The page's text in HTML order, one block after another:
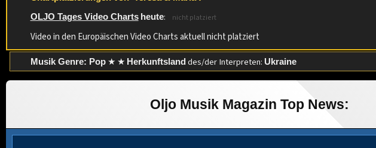
OLJO Tages Video Charts heute: nicht platziert
Video in den Europäischen Video Charts aktuell nicht platziert
Musik Genre: Pop★ ★ Herkunftslanddes/der Interpreten: Ukraine
Oljo Musik Magazin Top News: